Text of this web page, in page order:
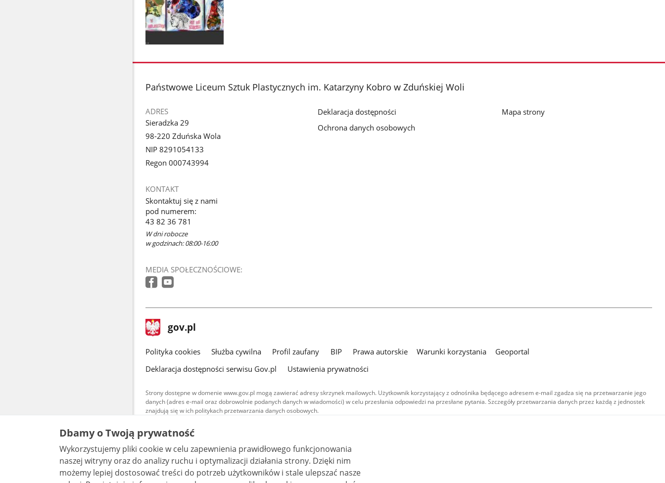
galerii.
stopka
Państwowe Liceum Sztuk Plastycznych im. Katarzyny Kobro w Zduńskiej Woli
ADRES
Sieradzka 29
98-220 Zduńska Wola
NIP 8291054133
Regon 000743994
KONTAKT
Skontaktuj się z nami
pod numerem:
43 82 36 781
W dni robocze
w godzinach: 08:00-16:00
MEDIA SPOŁECZNOŚCIOWE:
Deklaracja dostępności
Ochrona danych osobowych
Mapa strony
stopka
gov.pl Strona
gov.pl
gov.pl
Polityka cookies Służba cywilna Profil zaufany BIP Prawa autorskie Warunki korzystania
Geoportal
Deklaracja dostępności serwisu Gov.pl
Ustawienia prywatności
Strony dostępne w domenie www.gov.pl mogą zawierać adresy skrzynek mailowych. Użytkownik korzystający z odnośnika będącego adresem e-mail zgadza się na przetwarzanie jego
danych (adres e-mail oraz dobrowolnie podanych danych w wiadomości) w celu przesłania odpowiedzi na przesłane pytania. Szczegóły przetwarzania danych przez każdą z jednostek
znajdują się w ich politykach przetwarzania danych osobowych.
Treści tekstowe publikowane w serwisie (z wyłączeniem treści audiowizualnych), są
udostępniane na licencji typu Creative Commons: uznanie autorstwa - na tych samych
warunkach 4.0 (CC BY-SA 4.0). Materiały audiowizualne, w tym zdjęcia, materiały audio i wideo,
są udostępniane na licencji typu Creative Commons: uznanie autorstwa użycie niekomercyjne -
bez utworów zależnych 4.0 (CC BY-NC-ND 4.0), o ile nie jest to stwierdzone inaczej.
Dbamy o Twoją prywatność
Wykorzystujemy pliki cookie w celu zapewnienia prawidłowego funkcjonowania
naszej witryny oraz do analizy ruchu i optymalizacji działania strony. Dzięki nim
możemy lepiej dostosować treści do potrzeb użytkowników i stale ulepszać nasze